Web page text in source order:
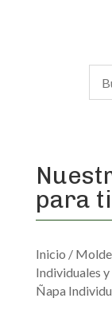
para ti
Inicio /
Individuales
Ñapa